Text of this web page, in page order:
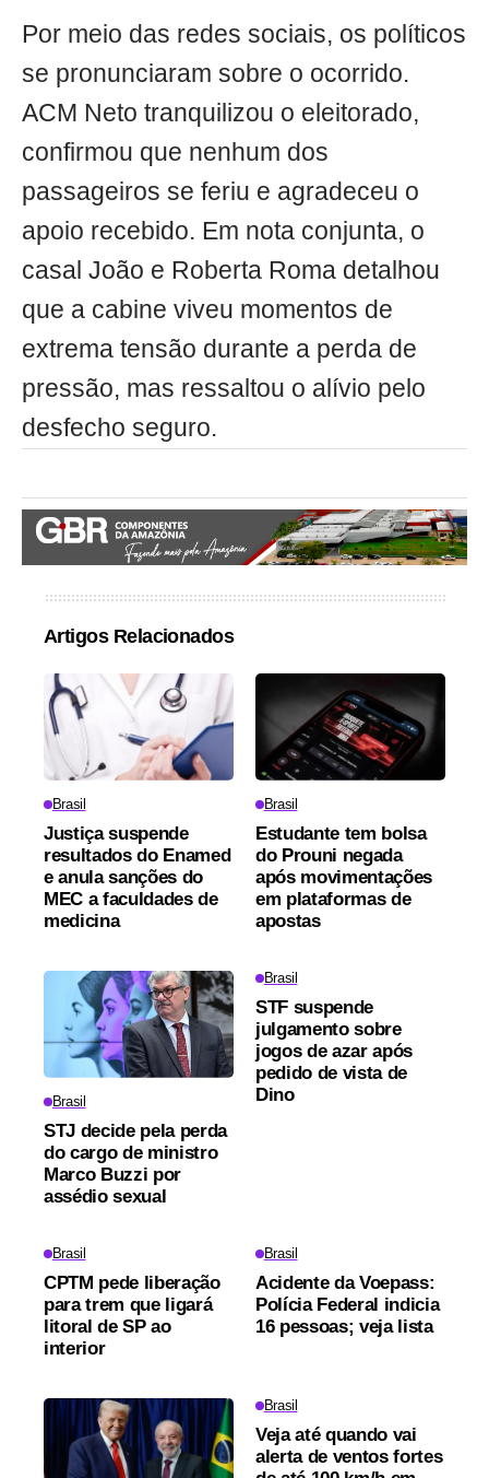
Por meio das redes sociais, os políticos
se pronunciaram sobre o ocorrido.
ACM Neto tranquilizou o eleitorado,
confirmou que nenhum dos
passageiros se feriu e agradeceu o
apoio recebido. Em nota conjunta, o
casal João e Roberta Roma detalhou
que a cabine viveu momentos de
extrema tensão durante a perda de
pressão, mas ressaltou o alívio pelo
desfecho seguro.
Artigos Relacionados
Brasil
Justiça suspende
resultados do Enamed
e anula sanções do
MEC a faculdades de
medicina
Brasil
Estudante tem bolsa
do Prouni negada
após movimentações
em plataformas de
apostas
Brasil
STJ decide pela perda
do cargo de ministro
Marco Buzzi por
assédio sexual
Brasil
STF suspende
julgamento sobre
jogos de azar após
pedido de vista de
Dino
Brasil
CPTM pede liberação
para trem que ligará
litoral de SP ao
interior
Brasil
Acidente da Voepass:
Polícia Federal indicia
16 pessoas; veja lista
Brasil
Veja até quando vai
alerta de ventos fortes